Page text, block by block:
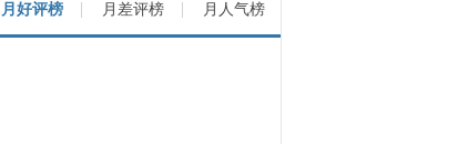
月好评榜 月差评榜 月人气榜